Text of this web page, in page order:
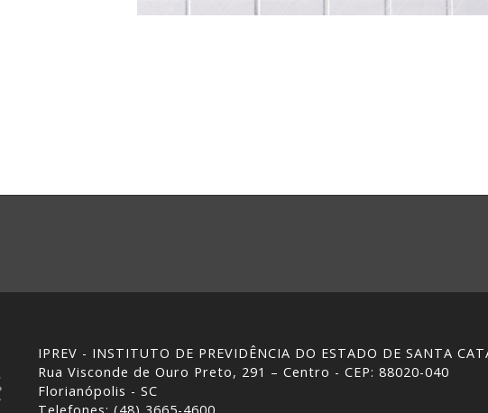
IPREV - INSTITUTO DE PREVIDÊNCIA DO ESTADO DE SANTA
Rua Visconde de Ouro Preto, 291 – Centro - CEP: 88020-040
Florianópolis - SC
Telefones: (48) 3665-4600